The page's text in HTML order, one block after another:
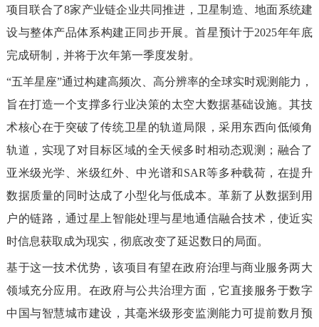
项目联合了8家产业链企业共同推进，卫星制造、地面系统建
设与整体产品体系构建正同步开展。首星预计于2025年年底
完成研制，并将于次年第一季度发射。
“五羊星座”通过构建高频次、高分辨率的全球实时观测能力，
旨在打造一个支撑多行业决策的太空大数据基础设施。其技
术核心在于突破了传统卫星的轨道局限，采用东西向低倾角
轨道，实现了对目标区域的全天候多时相动态观测；融合了
亚米级光学、米级红外、中光谱和SAR等多种载荷，在提升
数据质量的同时达成了小型化与低成本。革新了从数据到用
户的链路，通过星上智能处理与星地通信融合技术，使近实
时信息获取成为现实，彻底改变了延迟数日的局面。
基于这一技术优势，该项目有望在政府治理与商业服务两大
领域充分应用。在政府与公共治理方面，它直接服务于数字
中国与智慧城市建设，其毫米级形变监测能力可提前数月预